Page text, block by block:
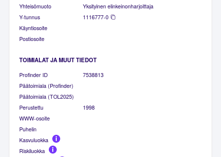
Yhteisömuoto
Yksityinen elinkeinonharjoittaja
Y-tunnus
1116777-0
Käyntiosoite
Postiosoite
TOIMIALAT JA MUUT TIEDOT
Profinder ID
7538813
Päätoimiala (Profinder)
Päätoimiala (TOL2025)
Perustettu
1998
WWW-osoite
Puhelin
Kasvuluokka
Riskiluokka